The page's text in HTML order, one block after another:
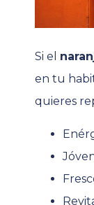
Si el
en tu
quieres